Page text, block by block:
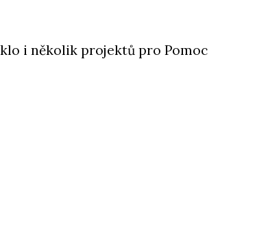
i několik projektů pro Pomoc